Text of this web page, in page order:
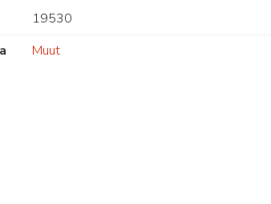
19530
Muut